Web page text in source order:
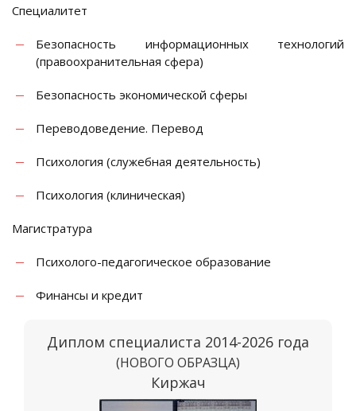
Специалитет
Безопасность информационных технологий
(правоохранительная сфера)
Безопасность экономической сферы
Переводоведение. Перевод
Психология (служебная деятельность)
Психология (клиническая)
Магистратура
Психолого-педагогическое образование
Финансы и кредит
Диплом специалиста 2014-2026 года
(НОВОГО ОБРАЗЦА)
Киржач